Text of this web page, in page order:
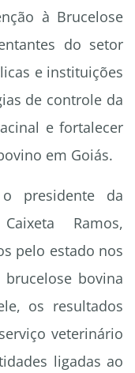
à Brucelose
do setor
e instituições
de controle da
e fortalecer
em Goiás.
presidente da
Ramos,
pelo estado nos
bovina
os resultados
veterinário
ligadas ao